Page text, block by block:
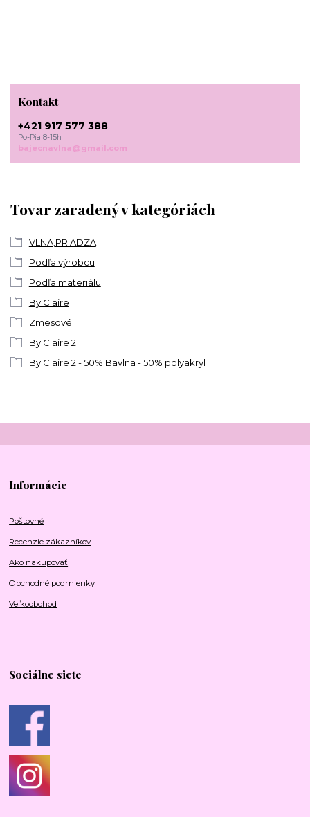
Tovar zaradený v kategóriách
VLNA,PRIADZA
Podľa výrobcu
Podľa materiálu
By Claire
Zmesové
By Claire 2
By Claire 2 - 50% Bavlna - 50% polyakryl
Kontakt
+421 917 577 388
Po-Pia 8-15h
bajecnavlna@gmail.com
Informácie
Poštovné
Recenzie zákazníkov
Ako nakupovať
Obchodné podmienky
Veľkoobchod
Sociálne siete